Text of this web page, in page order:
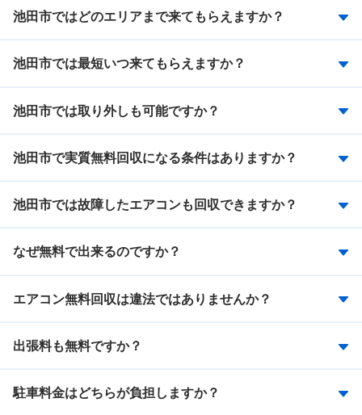
池田市ではどのエリアまで来てもらえますか？
池田市では最短いつ来てもらえますか？
池田市では取り外しも可能ですか？
池田市で実質無料回収になる条件はありますか？
池田市では故障したエアコンも回収できますか？
なぜ無料で出来るのですか？
エアコン無料回収は違法ではありませんか？
出張料も無料ですか？
駐車料金はどちらが負担しますか？